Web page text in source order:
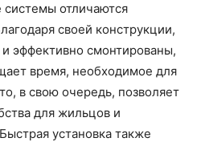
отличаются
своей конструкции,
эффективно смонтированы,
время, необходимое для
в свою очередь, позволяет
для жильцов и
установка также